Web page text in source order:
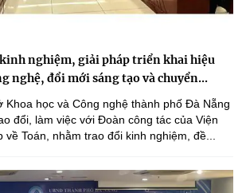
nghiệm, giải pháp triển khai hiệu
nghệ, đổi mới sáng tạo và chuyển...
Khoa học và Công nghệ thành phố Đà Nẵng
đổi, làm việc với Đoàn công tác của Viện
Toán, nhằm trao đổi kinh nghiệm, đề...